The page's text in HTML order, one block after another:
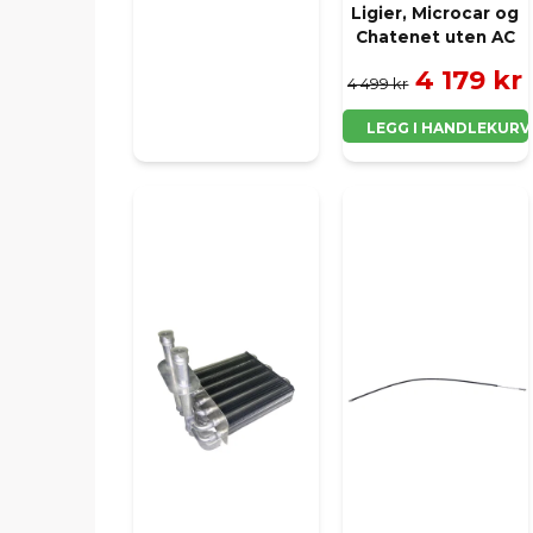
Ligier, Microcar og
Chatenet uten AC
4 499 kr 4 179 kr
LEGG I HANDLEKURV